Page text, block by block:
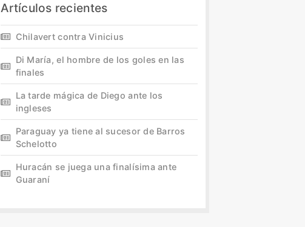
Artículos recientes
Chilavert contra Vinicius
Di María, el hombre de los goles en las
finales
La tarde mágica de Diego ante los
ingleses
Paraguay ya tiene al sucesor de Barros
Schelotto
Huracán se juega una finalísima ante
Guaraní